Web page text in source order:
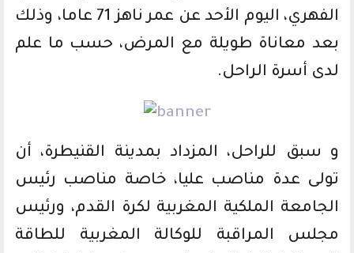
الفهري، اليوم الأحد عن عمر ناهز 71 عاما، وذلك
بعد معاناة طويلة مع المرض، حسب ما علم
لدى أسرة الراحل.
و سبق للراحل، المزداد بمدينة القنيطرة، أن
تولى عدة مناصب عليا، خاصة مناصب رئيس
الجامعة الملكية المغربية لكرة القدم، ورئيس
مجلس المراقبة للوكالة المغربية للطاقة